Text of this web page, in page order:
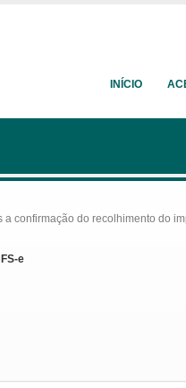
INÍCIO
confirmação do recolhimento do
e